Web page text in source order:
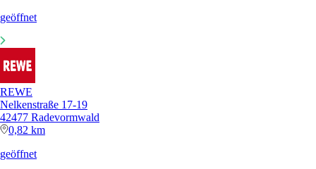
geöffnet
REWE
Nelkenstraße 17-19
42477 Radevormwald
0,82 km
geöffnet